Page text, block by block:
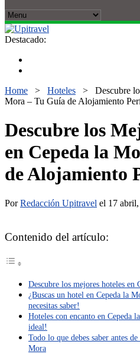
Destacado:
Home > Hoteles > Descubre
Mora – Tu Guía de Alojamiento
Descubre los
en Cepeda la
de Alojamiento
PorRedacción Upitravel el 17
Contenido del artículo:
Descubre los mejores hoteles en
¿Buscas un hotel en Cepeda la
necesitas saber!
Hoteles con encanto en Cepeda
ideal!
Todo lo que debes saber antes
Mora